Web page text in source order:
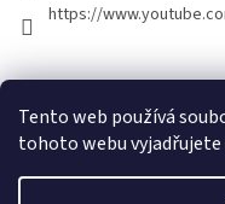
Tento web používá
tohoto webu vyjadřujete
https://